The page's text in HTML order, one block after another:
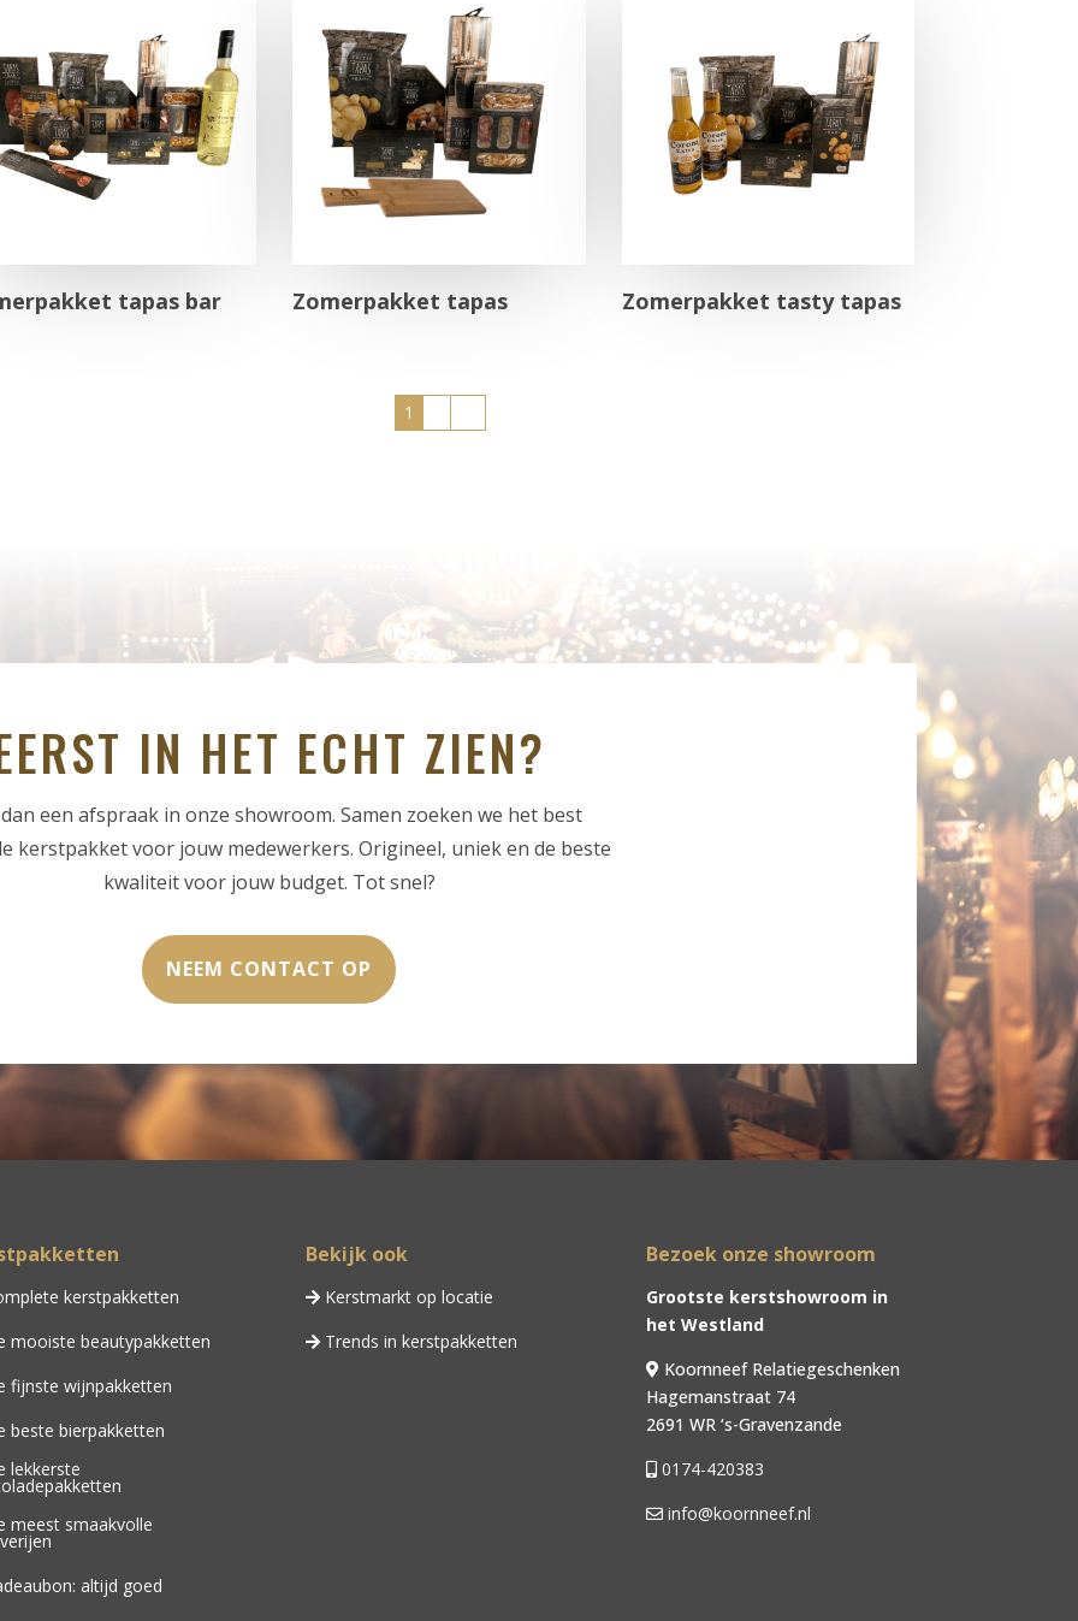
tapas bar Zomerpakket tapas Zomerpakket tasty tapas
1
IN HET ECHT ZIEN?
een afspraak in onze showroom. Samen zoeken we het best
kerstpakket voor jouw medewerkers. Origineel, uniek en de beste
kwaliteit voor jouw budget. Tot snel?
NEEM CONTACT OP
kerstpakketten
mooiste beautypakketten
fijnste wijnpakketten
beste bierpakketten
lekkerste
meest smaakvolle
altijd goed
Bekijk ook
Kerstmarkt op locatie
Trends in kerstpakketten
Bezoek onze showroom
Grootste kerstshowroom in
het Westland
Koornneef Relatiegeschenken
Hagemanstraat 74
2691 WR ‘s-Gravenzande
0174-420383
info@koornneef.nl